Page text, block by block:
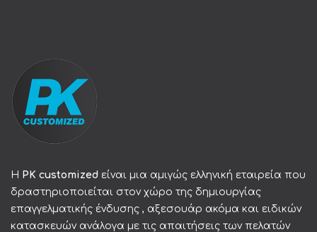
Η PK customized είναι μια αμιγώς ελληνική εταιρεία που
δραστηριοποιείται στον χώρο της δημιουργίας
επαγγελματικής ένδυσης , αξεσουάρ ακόμα και ειδικών
κατασκευών ανάλογα με τις απαιτήσεις των πελατών